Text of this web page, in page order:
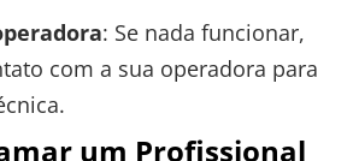
: Se nada funcionar,
com a sua operadora para
um Profissional